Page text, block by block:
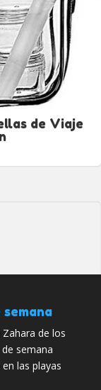
de Viaje
Zahara de los
semana
las playas